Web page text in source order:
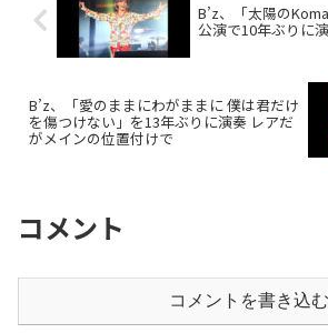
B’z、「太陽の
公演で10年ぶりに
B’z、「愛のままにわがままに 僕は君だけ
を傷つけない」を13年ぶりに演奏 レアだ
がメインの位置付けで
コメント
コメントを書き込む